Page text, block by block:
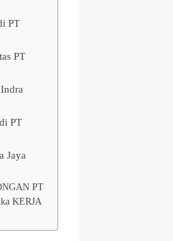
PT
PT
PT
Jaya
PT
KERJA